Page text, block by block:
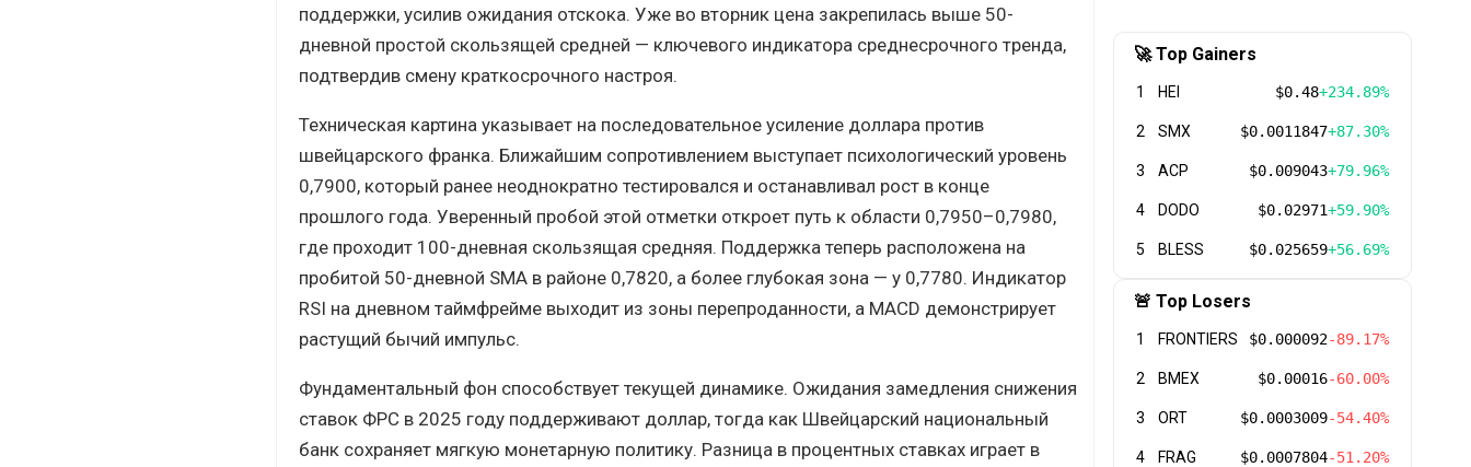
поддержки, усилив ожидания отскока. Уже во вторник цена закрепилась выше 50-
дневной простой скользящей средней — ключевого индикатора среднесрочного тренда,
подтвердив смену краткосрочного настроя.
Техническая картина указывает на последовательное усиление доллара против
швейцарского франка. Ближайшим сопротивлением выступает психологический уровень
0,7900, который ранее неоднократно тестировался и останавливал рост в конце
прошлого года. Уверенный пробой этой отметки откроет путь к области 0,7950–0,7980,
где проходит 100-дневная скользящая средняя. Поддержка теперь расположена на
пробитой 50-дневной SMA в районе 0,7820, а более глубокая зона — у 0,7780. Индикатор
RSI на дневном таймфрейме выходит из зоны перепроданности, а MACD демонстрирует
растущий бычий импульс.
Фундаментальный фон способствует текущей динамике. Ожидания замедления снижения
ставок ФРС в 2025 году поддерживают доллар, тогда как Швейцарский национальный
банк сохраняет мягкую монетарную политику. Разница в процентных ставках играет в
🚀 Top Gainers
1 HEI $0.48+234.89%
2 SMX $0.0011847+87.30%
3 ACP $0.009043+79.96%
4 DODO $0.02971+59.90%
5 BLESS $0.025659+56.69%
🚨 Top Losers
1 FRONTIERS $0.000092-89.17%
2 BMEX $0.00016-60.00%
3 ORT $0.0003009-54.40%
4 FRAG $0.0007804-51.20%